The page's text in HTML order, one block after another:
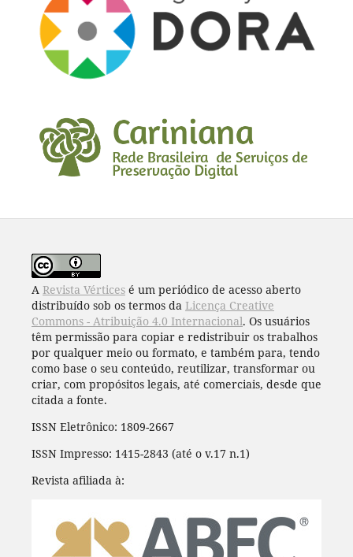
A Revista Vérticesé um periódico de acesso aberto
distribuído sob os termos da Licença Creative
Commons - Atribuição 4.0 Internacional. Os usuários
têm permissão para copiar e redistribuir os trabalhos
por qualquer meio ou formato, e também para, tendo
como base o seu conteúdo, reutilizar, transformar ou
criar, com propósitos legais, até comerciais, desde que
citada a fonte.
ISSN Eletrônico: 1809-2667
ISSN Impresso: 1415-2843 (até o v.17 n.1)
Revista afiliada à: